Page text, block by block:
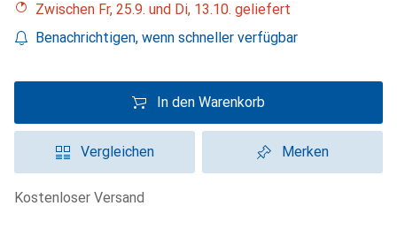
Zwischen Fr, 25.9. und Di, 13.10. geliefert
Benachrichtigen, wenn schneller verfügbar
In den Warenkorb
Vergleichen Merken
kostenloser Versand